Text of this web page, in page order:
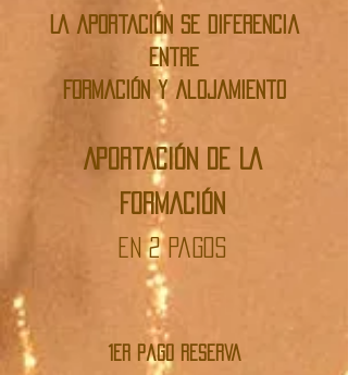
LA aportación se diferencia
entre
Formación y alojamiento
Aportación de LA
Formación
En 2 pagos
1er Pago Reserva